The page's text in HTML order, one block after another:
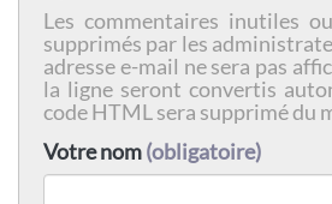
Les commentaires inutiles
supprimés par les
adresse e-mail ne sera pas
la ligne seront convertis
code HTML sera supprimé du
Votre nom(obligatoire)